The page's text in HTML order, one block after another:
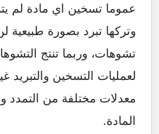
عموما تسخين اي مادة لم
وتركها تبرد بصورة طبيعية
تشوهات، وربما تنتج
لعمليات التسخين والتبريد
معدلات مختلفة من التمدد
المادة.